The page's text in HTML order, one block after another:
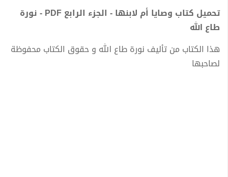
تحميل كتاب وصايا أم لابنها - الجزء الرابع PDF - نورة
طاع الله
هذا الكتاب من تأليف نورة طاع الله و حقوق الكتاب محفوظة
لصاحبها